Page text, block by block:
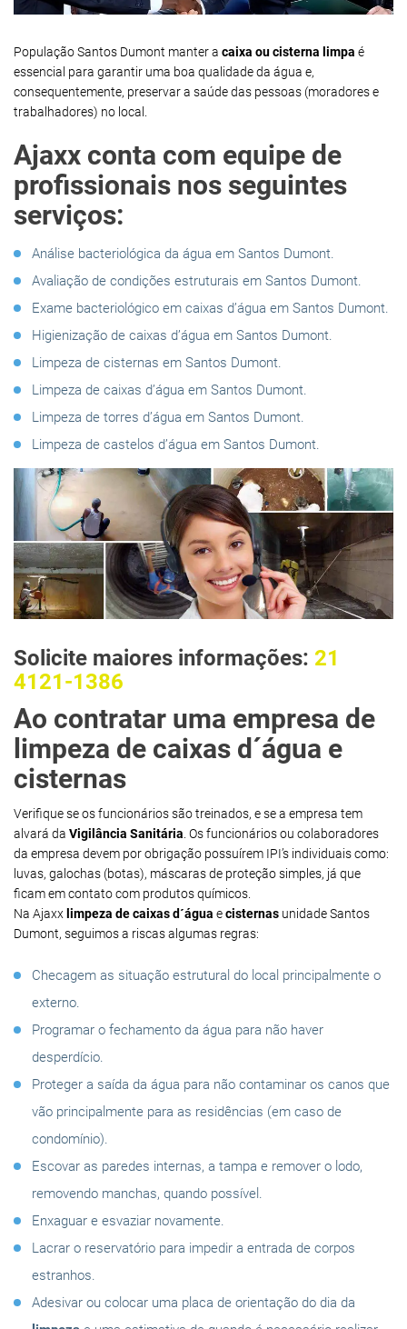
População Santos Dumont manter a caixa ou cisterna limpa é
essencial para garantir uma boa qualidade da água e,
consequentemente, preservar a saúde das pessoas (moradores e
trabalhadores) no local.
Ajaxx conta com equipe de
profissionais nos seguintes
serviços:
Análise bacteriológica da água em Santos Dumont.
Avaliação de condições estruturais em Santos Dumont.
Exame bacteriológico em caixas d’água em Santos Dumont.
Higienização de caixas d’água em Santos Dumont.
Limpeza de cisternas em Santos Dumont.
Limpeza de caixas d’água em Santos Dumont.
Limpeza de torres d’água em Santos Dumont.
Limpeza de castelos d’água em Santos Dumont.
Solicite maiores informações: 21
4121-1386
Ao contratar uma empresa de
limpeza de caixas d´água e
cisternas
Verifique se os funcionários são treinados, e se a empresa tem
alvará da Vigilância Sanitária . Os funcionários ou colaboradores
da empresa devem por obrigação possuírem IPI’s individuais como:
luvas, galochas (botas), máscaras de proteção simples, já que
ficam em contato com produtos químicos.
Na Ajaxx limpeza de caixas d´água ecisternas unidade Santos
Dumont, seguimos a riscas algumas regras:
Checagem as situação estrutural do local principalmente o
externo.
Programar o fechamento da água para não haver
desperdício.
Proteger a saída da água para não contaminar os canos que
vão principalmente para as residências (em caso de
condomínio).
Escovar as paredes internas, a tampa e remover o lodo,
removendo manchas, quando possível.
Enxaguar e esvaziar novamente.
Lacrar o reservatório para impedir a entrada de corpos
estranhos.
Adesivar ou colocar uma placa de orientação do dia da